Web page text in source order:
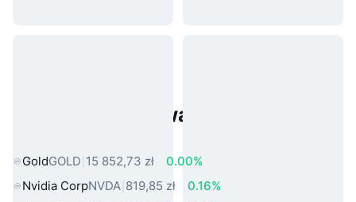
Popularne aktywa ze świata
GoldGOLD 15 852,73 zł
0.00%
Nvidia CorpNVDA 819,85 zł
0.16%